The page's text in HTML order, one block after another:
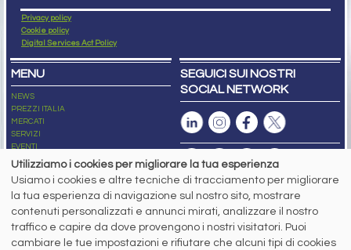
Privacy policy
Cookie policy
Digital Services Act Policy
MENU
NEWS
PREZZI ITALIA
MERCATI
SERVIZI
EVENTI
ABBONAMENTI
NEWSLETTER
SEGUICI SUI NOSTRI
SOCIAL NETWORK
Capitale Sociale: 190.000€ interamente versato
Registro delle Imprese di Brescia
Codice Fiscale e Partita I.V.A.:IT03562320170
R.E.A. n. 419331
Utilizziamo i cookies per migliorare la tua esperienza
Usiamo i cookies e altre tecniche di tracciamento per migliorare
la tua esperienza di navigazione sul nostro sito, mostrare
contenuti personalizzati e annunci mirati, analizzare il nostro
traffico e capire da dove provengono i nostri visitatori. Puoi
cambiare le tue impostazioni e rifiutare che alcuni tipi di cookies